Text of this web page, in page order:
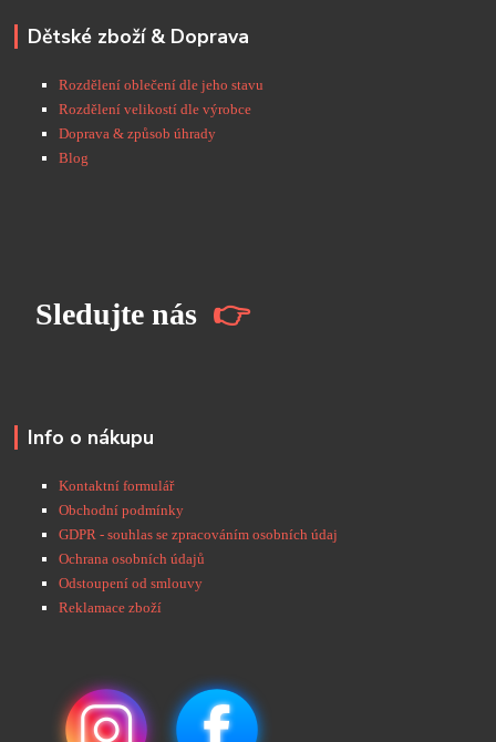
Dětské zboží & Doprava
Rozdělení oblečení dle jeho stavu
Rozdělení velikostí dle výrobce
Doprava & způsob úhrady
Blog
Sledujte nás 👉
Info o nákupu
Kontaktní formulář
Obchodní podmínky
GDPR - souhlas se zpracováním osobních údaj
Ochrana osobních údajů
Odstoupení od smlouvy
Reklamace zboží